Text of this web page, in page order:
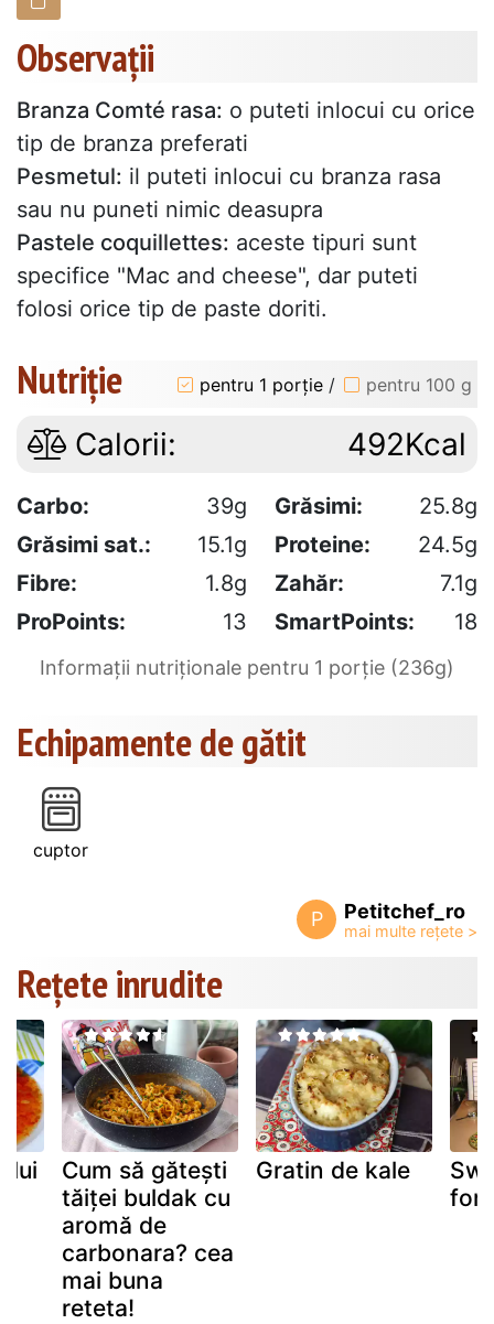
Observații
Branza Comté rasa: o puteti inlocui cu orice
tip de branza preferati
Pesmetul: il puteti inlocui cu branza rasa
sau nu puneti nimic deasupra
Pastele coquillettes: aceste tipuri sunt
specifice "Mac and cheese", dar puteti
folosi orice tip de paste doriti.
Nutriție pentru 1 porție / pentru 100 g
Calorii: 492Kcal
Carbo: 39g Grăsimi:
25.8g
Grăsimi sat.:
15.1g Proteine:
24.5g
Fibre:
1.8g Zahăr:
7.1g
ProPoints:
13 SmartPoints: 18
Informații nutriționale pentru 1 porție (236g)
Echipamente de gătit
cuptor
P Petitchef_ro
Rețete inrudite
Cum să gătești
tăiței buldak cu
aromă de
carbonara? cea
mai buna
reteta!
Gratin de kale